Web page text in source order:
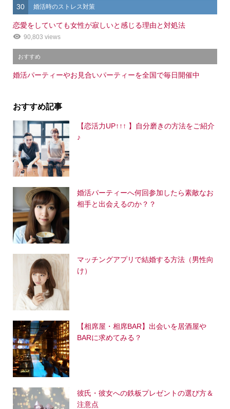
30 婚活時のストレス対策
恋愛をしていても女性が寂しいと感じる理由と対処法
90,803 views
おすすめ
婚活パーティーやお見合いパーティーを全国で毎日開催中
おすすめ記事
【恋活力UP↑↑↑ 】自分磨きの方法をご紹介
♪
婚活パーティーへ何回参加したら素敵なお
相手と出会えるのか？？
マッチングアプリで結婚する方法（男性向
け）
【相席屋・相席BAR】出会いを居酒屋や
BARに求めてみる？
彼氏・彼女への鉄板プレゼントの選び方＆
注意点